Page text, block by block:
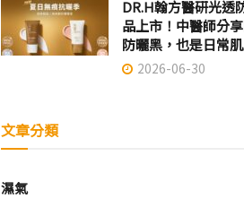
DR.H翰方醫研光透
品上市！中醫師分
防曬黑，也是日常
2026-06-30
文章分類
濕氣